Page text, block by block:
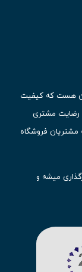
هست که کیفیت
رضایت مشتری
فروشگاه
میشه و
فوتبال، تعداد
رئال مادرید